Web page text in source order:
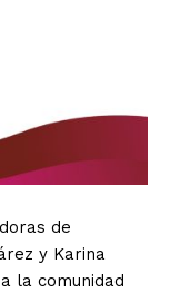
de
y Karina
la comunidad